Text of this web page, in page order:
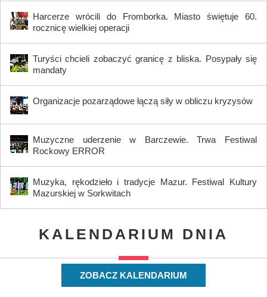
Harcerze wrócili do Fromborka. Miasto świętuje 60.
rocznicę wielkiej operacji
Turyści chcieli zobaczyć granicę z bliska. Posypały się
mandaty
Organizacje pozarządowe łączą siły w obliczu kryzysów
Muzyczne uderzenie w Barczewie. Trwa Festiwal
Rockowy ERROR
Muzyka, rękodzieło i tradycje Mazur. Festiwal Kultury
Mazurskiej w Sorkwitach
KALENDARIUM DNIA
ZOBACZ KALENDARIUM